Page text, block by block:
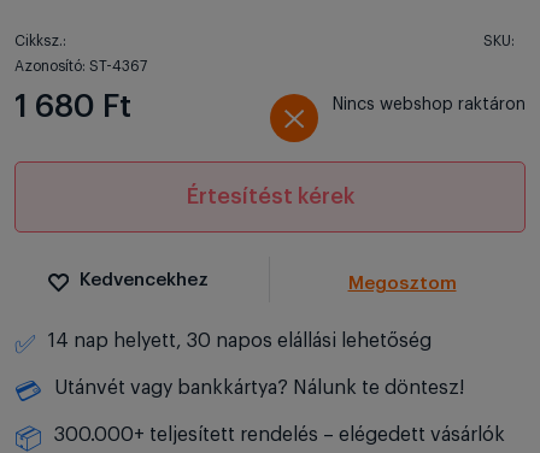
Cikksz.:
SKU:
Azonosító: ST-4367
1 680 Ft Nincs webshop raktáron
Értesítést kérek
Kedvencekhez Megosztom
✅ 14 nap helyett, 30 napos elállási lehetőség
💳 Utánvét vagy bankkártya? Nálunk te döntesz!
📦
300.000+ teljesített rendelés – elégedett vásárlók